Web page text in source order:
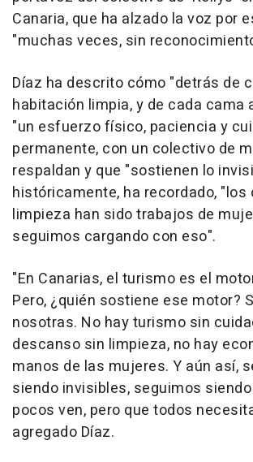
Canaria, que ha alzado la voz por
"muchas veces, sin
Díaz ha descrito cómo "detrás de
habitación limpia, y de cada cama
"un esfuerzo físico, paciencia y
permanente, con un colectivo de
respaldan y que "sostienen lo
históricamente, ha recordado, "los
limpieza han sido trabajos de
seguimos cargando con eso".
"En Canarias, el turismo es el
Pero, ¿quién sostiene ese motor?
nosotras. No hay turismo sin
descanso sin limpieza, no hay
manos de las mujeres. Y aún así,
siendo invisibles, seguimos
pocos ven, pero que todos
agregado Díaz.